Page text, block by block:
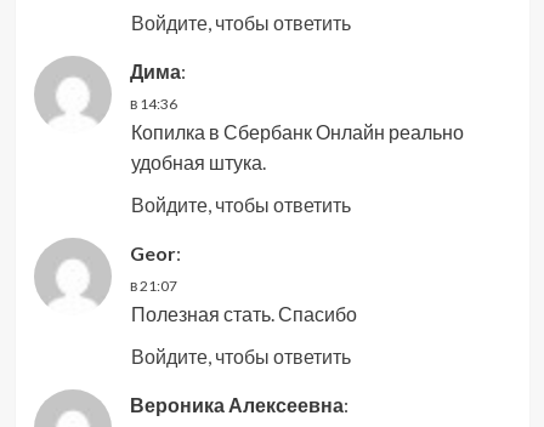
Войдите, чтобы ответить
Дима:
в 14:36
Копилка в Сбербанк Онлайн реально
удобная штука.
Войдите, чтобы ответить
Geor:
в 21:07
Полезная стать. Спасибо
Войдите, чтобы ответить
Вероника Алексеевна: